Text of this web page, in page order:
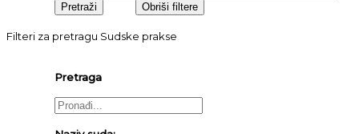
Filteri za pretragu Sudske prakse
Pretraga